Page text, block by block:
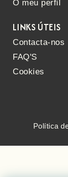
O meu perfil
LINKS ÚTEIS
Contacta-nos
FAQ'S
Cookies
Política